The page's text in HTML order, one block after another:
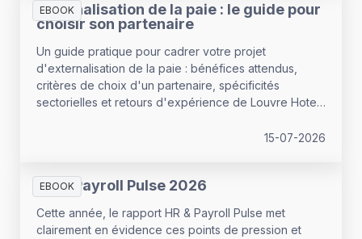
EBOOK
Externalisation de la paie : le guide pour
choisir son partenaire
Un guide pratique pour cadrer votre projet
d'externalisation de la paie : bénéfices attendus,
critères de choix d'un partenaire, spécificités
sectorielles et retours d'expérience de Louvre Hotels
15-07-2026
EBOOK
HR & Payroll Pulse 2026
Cette année, le rapport HR & Payroll Pulse met
clairement en évidence ces points de pression et